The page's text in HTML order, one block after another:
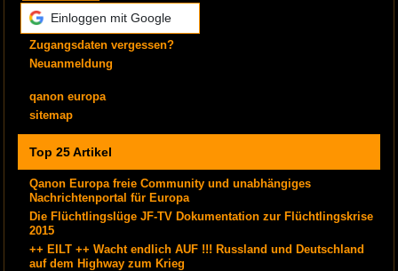
Einloggen mit Google
Zugangsdaten vergessen?
Neuanmeldung
qanon europa
sitemap
Top 25 Artikel
Qanon Europa freie Community und unabhängiges
Nachrichtenportal für Europa
Die Flüchtlingslüge JF-TV Dokumentation zur Flüchtlingskrise
2015
++ EILT ++ Wacht endlich AUF !!! Russland und Deutschland
auf dem Highway zum Krieg